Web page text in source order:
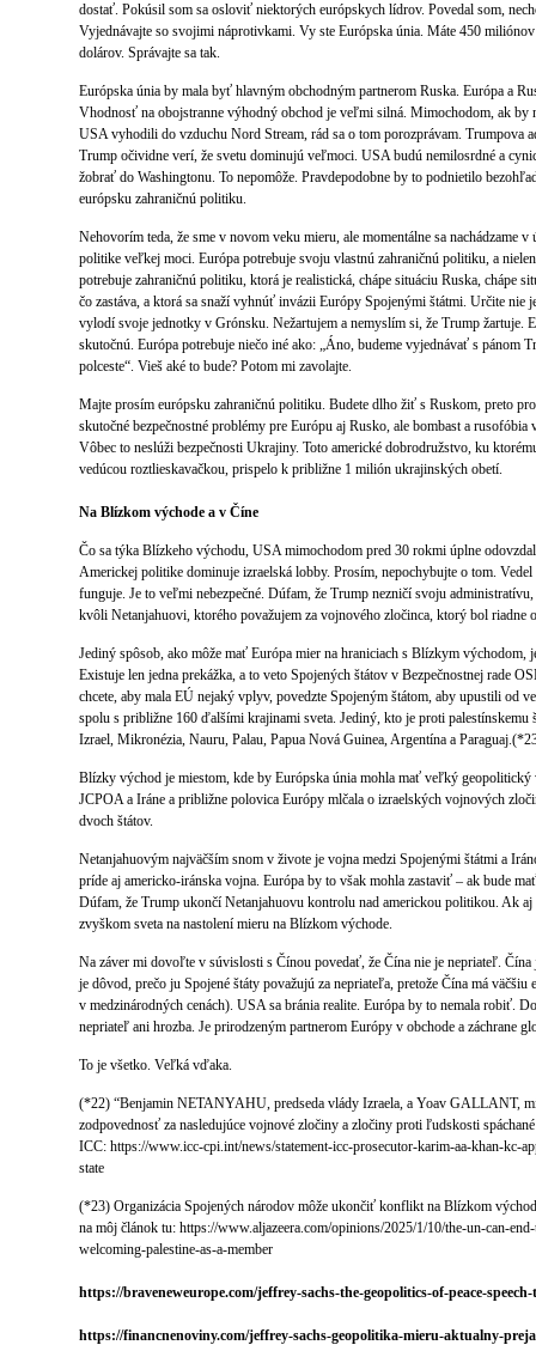
dostať. Pokúsil som sa osloviť niektorých európskych lídrov. Povedal som,
Vyjednávajte so svojimi náprotivkami. Vy ste Európska únia. Máte 450
dolárov. Správajte sa tak.
Európska únia by mala byť hlavným obchodným partnerom Ruska. Európa a
Vhodnosť na obojstranne výhodný obchod je veľmi silná. Mimochodom, ak by
USA vyhodili do vzduchu Nord Stream, rád sa o tom porozprávam. Trumpova
Trump očividne verí, že svetu dominujú veľmoci. USA budú nemilosrdné a
žobrať do Washingtonu. To nepomôže. Pravdepodobne by to podnietilo
európsku zahraničnú politiku.
Nehovorím teda, že sme v novom veku mieru, ale momentálne sa nachádzame
politike veľkej moci. Európa potrebuje svoju vlastnú zahraničnú politiku, a
potrebuje zahraničnú politiku, ktorá je realistická, chápe situáciu Ruska, chápe
čo zastáva, a ktorá sa snaží vyhnúť invázii Európy Spojenými štátmi. Určite nie
vylodí svoje jednotky v Grónsku. Nežartujem a nemyslím si, že Trump žartuje.
skutočnú. Európa potrebuje niečo iné ako: „Áno, budeme vyjednávať s pánom
polceste“. Vieš aké to bude? Potom mi zavolajte.
Majte prosím európsku zahraničnú politiku. Budete dlho žiť s Ruskom, preto
skutočné bezpečnostné problémy pre Európu aj Rusko, ale bombast a rusofóbia
Vôbec to neslúži bezpečnosti Ukrajiny. Toto americké dobrodružstvo, ku
vedúcou roztlieskavačkou, prispelo k približne 1 milión ukrajinských obetí.
Na Blízkom východe a v Číne
Čo sa týka Blízkeho východu, USA mimochodom pred 30 rokmi úplne
Americkej politike dominuje izraelská lobby. Prosím, nepochybujte o tom.
funguje. Je to veľmi nebezpečné. Dúfam, že Trump nezničí svoju
kvôli Netanjahuovi, ktorého považujem za vojnového zločinca, ktorý bol riadne
Jediný spôsob, ako môže mať Európa mier na hraniciach s Blízkym východom,
Existuje len jedna prekážka, a to veto Spojených štátov v Bezpečnostnej rade
chcete, aby mala EÚ nejaký vplyv, povedzte Spojeným štátom, aby upustili od
spolu s približne 160 ďalšími krajinami sveta. Jediný, kto je proti palestínskemu
Izrael, Mikronézia, Nauru, Palau, Papua Nová Guinea, Argentína a
Blízky východ je miestom, kde by Európska únia mohla mať veľký
JCPOA a Iráne a približne polovica Európy mlčala o izraelských vojnových
dvoch štátov.
Netanjahuovým najväčším snom v živote je vojna medzi Spojenými štátmi a
príde aj americko-iránska vojna. Európa by to však mohla zastaviť – ak bude
Dúfam, že Trump ukončí Netanjahuovu kontrolu nad americkou politikou. Ak
zvyškom sveta na nastolení mieru na Blízkom východe.
Na záver mi dovoľte v súvislosti s Čínou povedať, že Čína nie je nepriateľ.
je dôvod, prečo ju Spojené štáty považujú za nepriateľa, pretože Čína má väčšiu
v medzinárodných cenách). USA sa bránia realite. Európa by to nemala robiť.
nepriateľ ani hrozba. Je prirodzeným partnerom Európy v obchode a záchrane
To je všetko. Veľká vďaka.
(*22) “Benjamin NETANYAHU, predseda vlády Izraela, a Yoav GALLANT,
zodpovednosť za nasledujúce vojnové zločiny a zločiny proti ľudskosti
ICC: https://www.icc-cpi.int/news/statement-icc-prosecutor-karim-aa-khan-kc-
state
(*23) Organizácia Spojených národov môže ukončiť konflikt na Blízkom
na môj článok tu: https://www.aljazeera.com/opinions/2025/1/10/the-un-can-
welcoming-palestine-as-a-member
https://braveneweurope.com/jeffrey-sachs-the-geopolitics-of-peace-
https://financnenoviny.com/jeffrey-sachs-geopolitika-mieru-aktualny-